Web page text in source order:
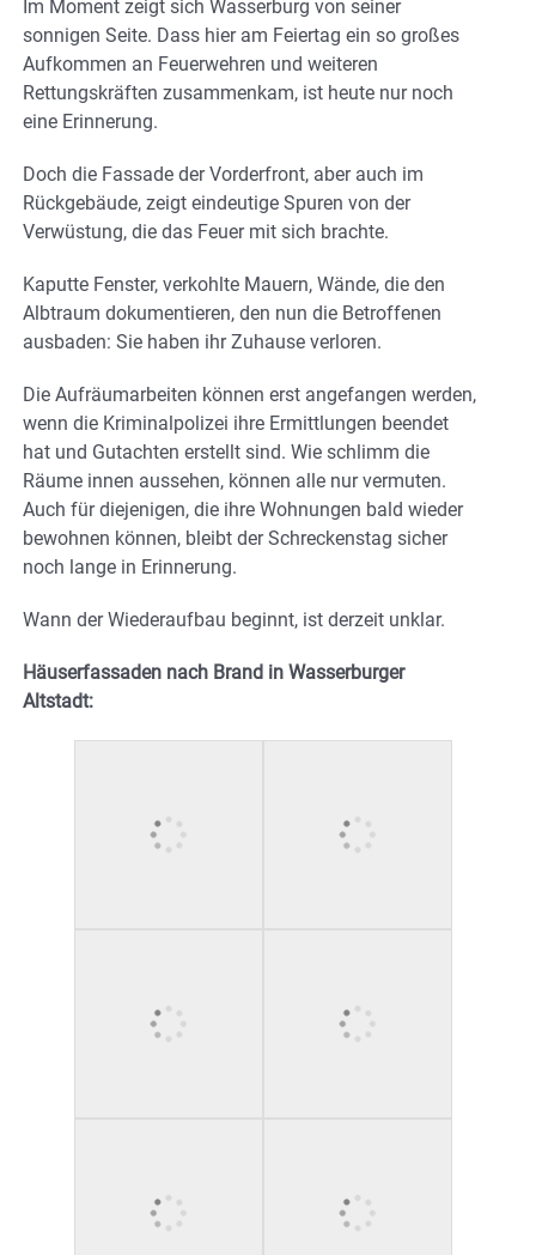
Im Moment zeigt sich Wasserburg von seiner
sonnigen Seite. Dass hier am Feiertag ein so großes
Aufkommen an Feuerwehren und weiteren
Rettungskräften zusammenkam, ist heute nur noch
eine Erinnerung.
Doch die Fassade der Vorderfront, aber auch im
Rückgebäude, zeigt eindeutige Spuren von der
Verwüstung, die das Feuer mit sich brachte.
Kaputte Fenster, verkohlte Mauern, Wände, die den
Albtraum dokumentieren, den nun die Betroffenen
ausbaden: Sie haben ihr Zuhause verloren.
Die Aufräumarbeiten können erst angefangen werden,
wenn die Kriminalpolizei ihre Ermittlungen beendet
hat und Gutachten erstellt sind. Wie schlimm die
Räume innen aussehen, können alle nur vermuten.
Auch für diejenigen, die ihre Wohnungen bald wieder
bewohnen können, bleibt der Schreckenstag sicher
noch lange in Erinnerung.
Wann der Wiederaufbau beginnt, ist derzeit unklar.
Häuserfassaden nach Brand in Wasserburger
Altstadt: